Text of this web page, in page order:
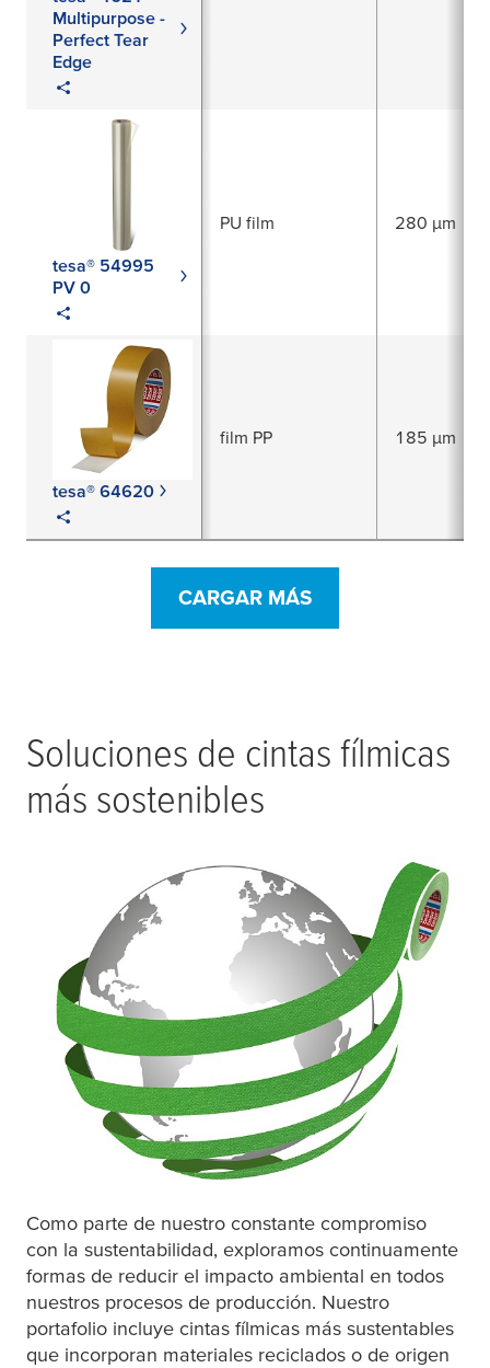
Multipurpose -
Perfect Tear
Edge
tesa® 54995
PV 0
PU film 280 µm
tesa® 64620
film PP 185 µm
CARGAR MÁS
Soluciones de cintas fílmicas
más sostenibles
Como parte de nuestro constante compromiso
con la sustentabilidad, exploramos continuamente
formas de reducir el impacto ambiental en todos
nuestros procesos de producción. Nuestro
portafolio incluye cintas fílmicas más sustentables
que incorporan materiales reciclados o de origen